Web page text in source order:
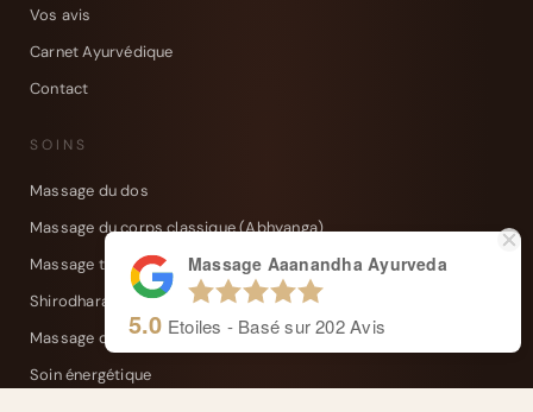
Vos avis
Carnet Ayurvédique
Contact
SOINS
Massage du dos
Massage du corps classique (Abhyanga)
Massage tête, nuque et épaules
Shirodhara
Massage des pieds
Soin énergétique
Massage Aaanandha Ayurveda
5.0 Etoiles - Basé sur202Avis